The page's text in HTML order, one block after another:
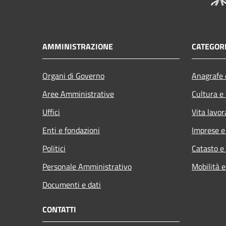
AMMINISTRAZIONE
Organi di Governo
Aree Amministrative
Uffici
Enti e fondazioni
Politici
Personale Amministrativo
Documenti e dati
Cultura
Vita
Imprese
Catasto
Mobilità
CONTATTI